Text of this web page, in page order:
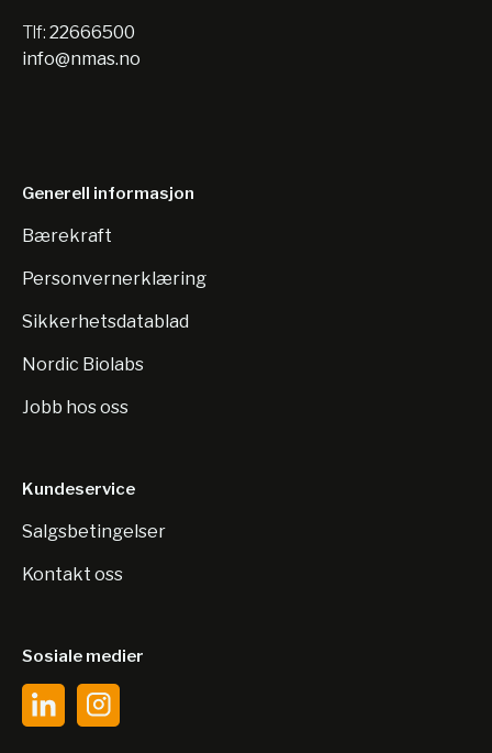
Tlf: 22666500
info@nmas.no
Generell informasjon
Bærekraft
Personvernerklæring
Sikkerhetsdatablad
Nordic Biolabs
Jobb hos oss
Kundeservice
Salgsbetingelser
Kontakt oss
Sosiale medier